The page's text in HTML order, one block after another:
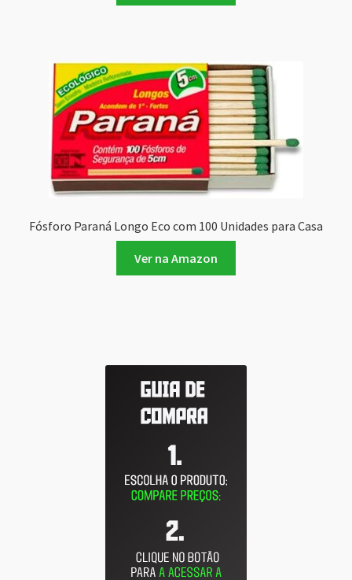
Fósforo Paraná Longo Eco com 100 Unidades para Casa
Ver na Amazon